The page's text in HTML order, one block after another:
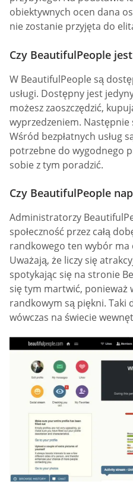
obiektywnych ocen dana
nie zostanie przyjęta do
Czy BeautifulPeople
W BeautifulPeople są
usługi. Dostępny jest
możesz zaoszczędzić,
wyprzedzeniem. Następnie
Wśród bezpłatnych usług
potrzebne do wygodnego
sobie z tym poradzić.
Czy BeautifulPeople
Administratorzy
społeczność przez całą
randkowego ten wybór ma
Uważają, że liczy się
spotykając się na stronie
się tym martwić, ponieważ
randkowym są piękni. Taki
wówczas na świecie